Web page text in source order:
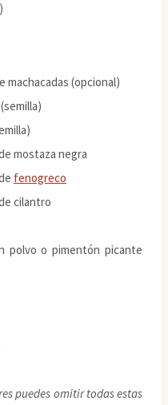
machacadas (opcional)
mostaza negra
fenogreco
cilantro
o pimentón picante
puedes omitir todas estas